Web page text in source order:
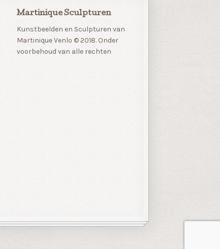
Martinique Sculpturen
Kunstbeelden en Sculpturen van
Martinique Venlo © 2018. Onder
voorbehoud van alle rechten